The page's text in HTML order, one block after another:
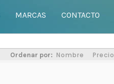
MARCAS CONTACTO
Ordenar por: Nombre Precio